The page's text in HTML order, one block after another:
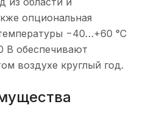
опциональная
−40…+60 °C
В обеспечивают
воздухе круглый год.